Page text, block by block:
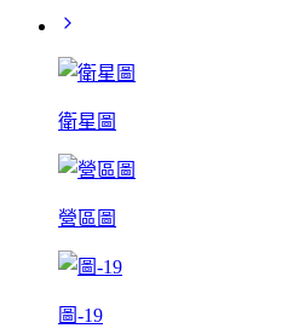
衛星圖
營區圖
圖-19